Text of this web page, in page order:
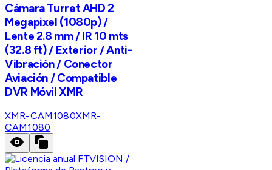
Cámara Turret AHD 2
Megapixel (1080p) /
Lente 2.8 mm / IR 10 mts
(32.8 ft) / Exterior / Anti-
Vibración / Conector
Aviación / Compatible
DVR Móvil XMR
XMR-CAM1080XMR-
CAM1080